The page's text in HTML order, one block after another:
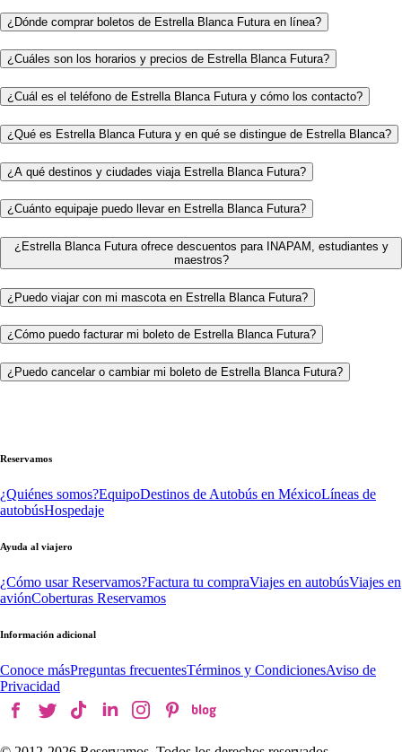
¿Dónde comprar boletos de Estrella Blanca Futura en línea?
¿Cuáles son los horarios y precios de Estrella Blanca Futura?
¿Cuál es el teléfono de Estrella Blanca Futura y cómo los contacto?
¿Qué es Estrella Blanca Futura y en qué se distingue de Estrella Blanca?
¿A qué destinos y ciudades viaja Estrella Blanca Futura?
¿Cuánto equipaje puedo llevar en Estrella Blanca Futura?
¿Estrella Blanca Futura ofrece descuentos para INAPAM, estudiantes y
maestros?
¿Puedo viajar con mi mascota en Estrella Blanca Futura?
¿Cómo puedo facturar mi boleto de Estrella Blanca Futura?
¿Puedo cancelar o cambiar mi boleto de Estrella Blanca Futura?
Reservamos
¿Quiénes somos?EquipoDestinos de Autobús en MéxicoLíneas de
autobúsHospedaje
Ayuda al viajero
¿Cómo usar Reservamos?Factura tu compraViajes en autobúsViajes en
aviónCoberturas Reservamos
Información adicional
Conoce másPreguntas frecuentesTérminos y CondicionesAviso de
Privacidad